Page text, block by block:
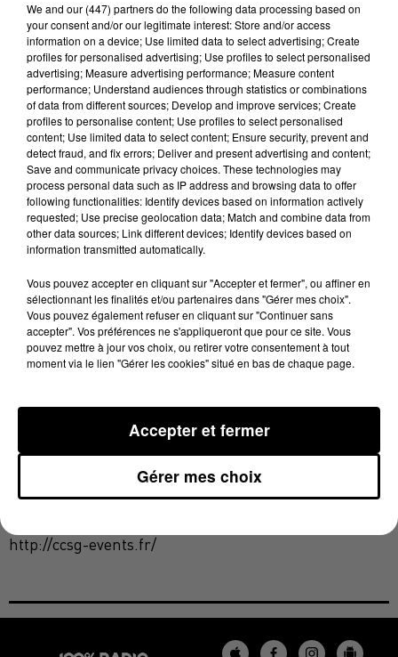
Publié : 31 octobre 2016 à 9h09
Au mois de mai prochain, la ville de Castres va
accueillir le Castres Convention Show Game, au parc
des expositions. C'est une convention, sur un week-
end, pour les passionnés de jeux vidéos, de mangas,
ou de science-fiction. Autant dire que les fanatiques
seront aux anges. Des acteurs de films ou de séries
sont attendus. Un projet très ambitieux, porté par
David Fayard, 30 ans, un véritable passionné de
culture geek : il est lui-même un des plus important
Stargate-SG1.
http://ccsg-events.fr/
We and our (447) partnersdo the following data processing based on
your consent and/or our legitimate interest: Store and/or access
information on a device; Use limited data to select advertising; Create
profiles for personalised advertising; Use profiles to select personalised
advertising; Measure advertising performance; Measure content
performance; Understand audiences through statistics or combinations
of data from different sources; Develop and improve services; Create
profiles to personalise content; Use profiles to select personalised
content; Use limited data to select content; Ensure security, prevent and
detect fraud, and fix errors; Deliver and present advertising and content;
Save and communicate privacy choices. These technologies may
process personal data such as IP address and browsing data to offer
following functionalities: Identify devices based on information actively
requested; Use precise geolocation data; Match and combine data from
other data sources; Link different devices; Identify devices based on
information transmitted automatically.
Vous pouvez accepter en cliquant sur "Accepter et fermer", ou affiner en
sélectionnant les finalités et/ou partenaires dans "Gérer mes choix".
Vous pouvez également refuser en cliquant sur "Continuer sans
accepter". Vos préférences ne s'appliqueront que pour ce site. Vous
pouvez mettre à jour vos choix, ou retirer votre consentement à tout
moment via le lien "Gérer les cookies" situé en bas de chaque page.
Gérer mes choix
Accepter et fermer